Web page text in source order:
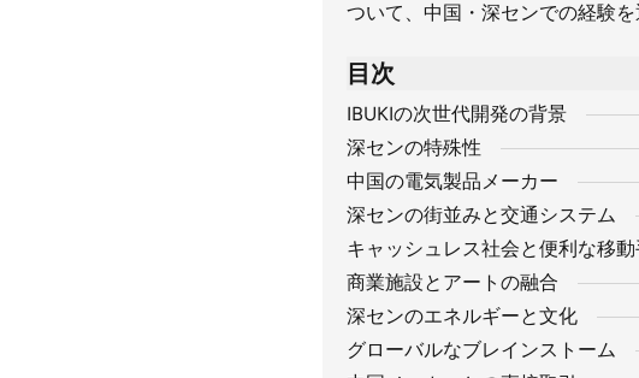
ついて、中国・深センでの経験
目次
IBUKIの次世代開発の背景
深センの特殊性
中国の電気製品メーカー
深センの街並みと交通システム
キャッシュレス社会と便利な移
商業施設とアートの融合
深センのエネルギーと文化
グローバルなブレインストーム